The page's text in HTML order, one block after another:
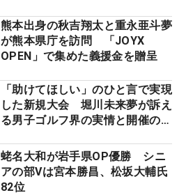
熊本出身の秋吉翔太と重永亜斗夢
が熊本県庁を訪問 「JOYX
OPEN」で集めた義援金を贈呈
「助けてほしい」のひと言で実現
した新規大会 堀川未来夢が訴え
る男子ゴルフ界の実情と開催の舞
蛯名大和が岩手県OP優勝 シニ
アの部Vは宮本勝昌、松坂大輔氏
82位